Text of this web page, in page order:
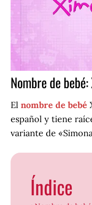
Nombre de
Elnombre de bebé
español y tiene
variante de
Índice